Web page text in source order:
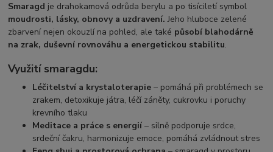
Smaragd je drahokamová odrůda berylu a po tisíciletí symbol
moudrosti, lásky, obnovy a uzdravení. Jeho hluboce zelené
zbarvení nejen okouzlí na pohled, ale také působí blahodárně
na zrak, duševní rovnováhu a energetickou stabilitu.
Využití smaragdu:
Léčitelství a krystaloterapie – pomáhá při problémech se
zrakem, detoxikuje játra, léčí záněty, cukrovku i poruchy
krevního tlaku
Meditace a práce s energií – silně podporuje srdce,
srdeční čakru, harmonizuje emoce, pomáhá zvládnout stres